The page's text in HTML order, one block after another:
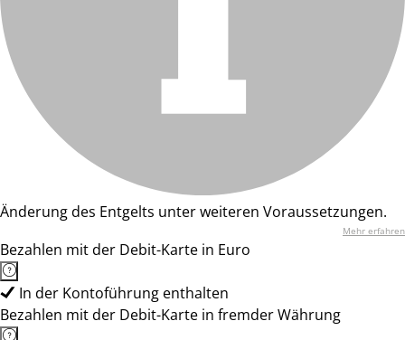
Änderung des Entgelts unter weiteren Voraussetzungen.
Mehr erfahren
Bezahlen mit der Debit-Karte in Euro
In der Kontoführung enthalten
Bezahlen mit der Debit-Karte in fremder Währung